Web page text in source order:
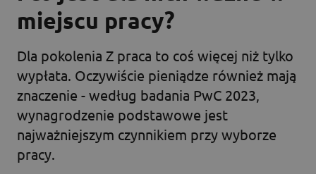
miejscu pracy?
Dla pokolenia Z praca to coś więcej niż tylko
wypłata. Oczywiście pieniądze również mają
znaczenie - według badania PwC 2023,
wynagrodzenie podstawowe jest
najważniejszym czynnikiem przy wyborze
pracy.